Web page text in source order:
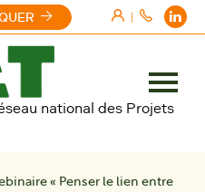
|
national des Projets
Ouvrir
le
« Penser le lien entre